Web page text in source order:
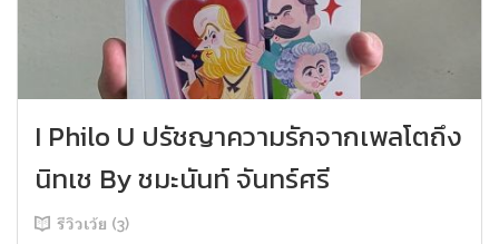
I Philo U ปรัชญาความรักจากเพลโตถึง
นิทเช By ชมะนันท์ จันทร์ศรี
รีวิวเว้ย (3)